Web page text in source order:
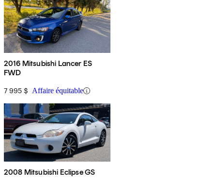
2016 Mitsubishi Lancer ES
FWD
7 995 $ Affaire équitable
2008 Mitsubishi Eclipse GS